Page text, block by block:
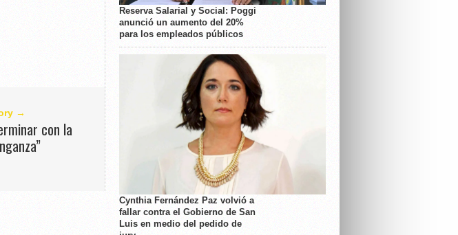
→
con la
Reserva Salarial y Social: Poggi
anunció un aumento del 20%
para los empleados públicos
Cynthia Fernández Paz volvió a
fallar contra el Gobierno de San
Luis en medio del pedido de